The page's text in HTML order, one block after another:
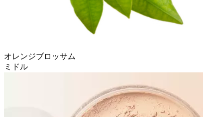
オレンジブロッサム
ミドル